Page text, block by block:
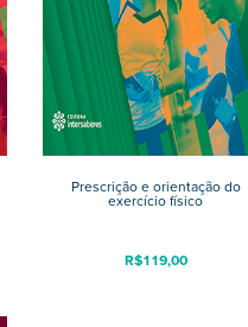
Prescrição e orientação do
exercício físico
R$119,00